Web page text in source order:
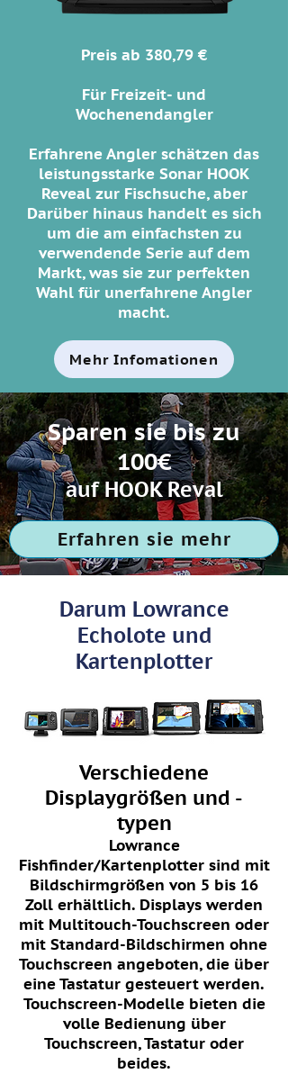
Preis ab 380,79 €
Für Freizeit- und
Wochenendangler
Erfahrene Angler schätzen das
leistungsstarke Sonar HOOK
Reveal zur Fischsuche, aber
Darüber hinaus handelt es sich
um die am einfachsten zu
verwendende Serie auf dem
Markt, was sie zur perfekten
Wahl für unerfahrene Angler
macht.
Mehr Infomationen
Sparen sie bis zu
100€
auf HOOK Reval
Erfahren sie mehr
Darum Lowrance
Echolote und
Kartenplotter
Verschiedene
Displaygrößen und -
typen
Lowrance
Fishfinder/Kartenplotter sind mit
Bildschirmgrößen von 5 bis 16
Zoll erhältlich. Displays werden
mit Multitouch-Touchscreen oder
mit Standard-Bildschirmen ohne
Touchscreen angeboten, die über
eine Tastatur gesteuert werden.
Touchscreen-Modelle bieten die
volle Bedienung über
Touchscreen, Tastatur oder
beides.